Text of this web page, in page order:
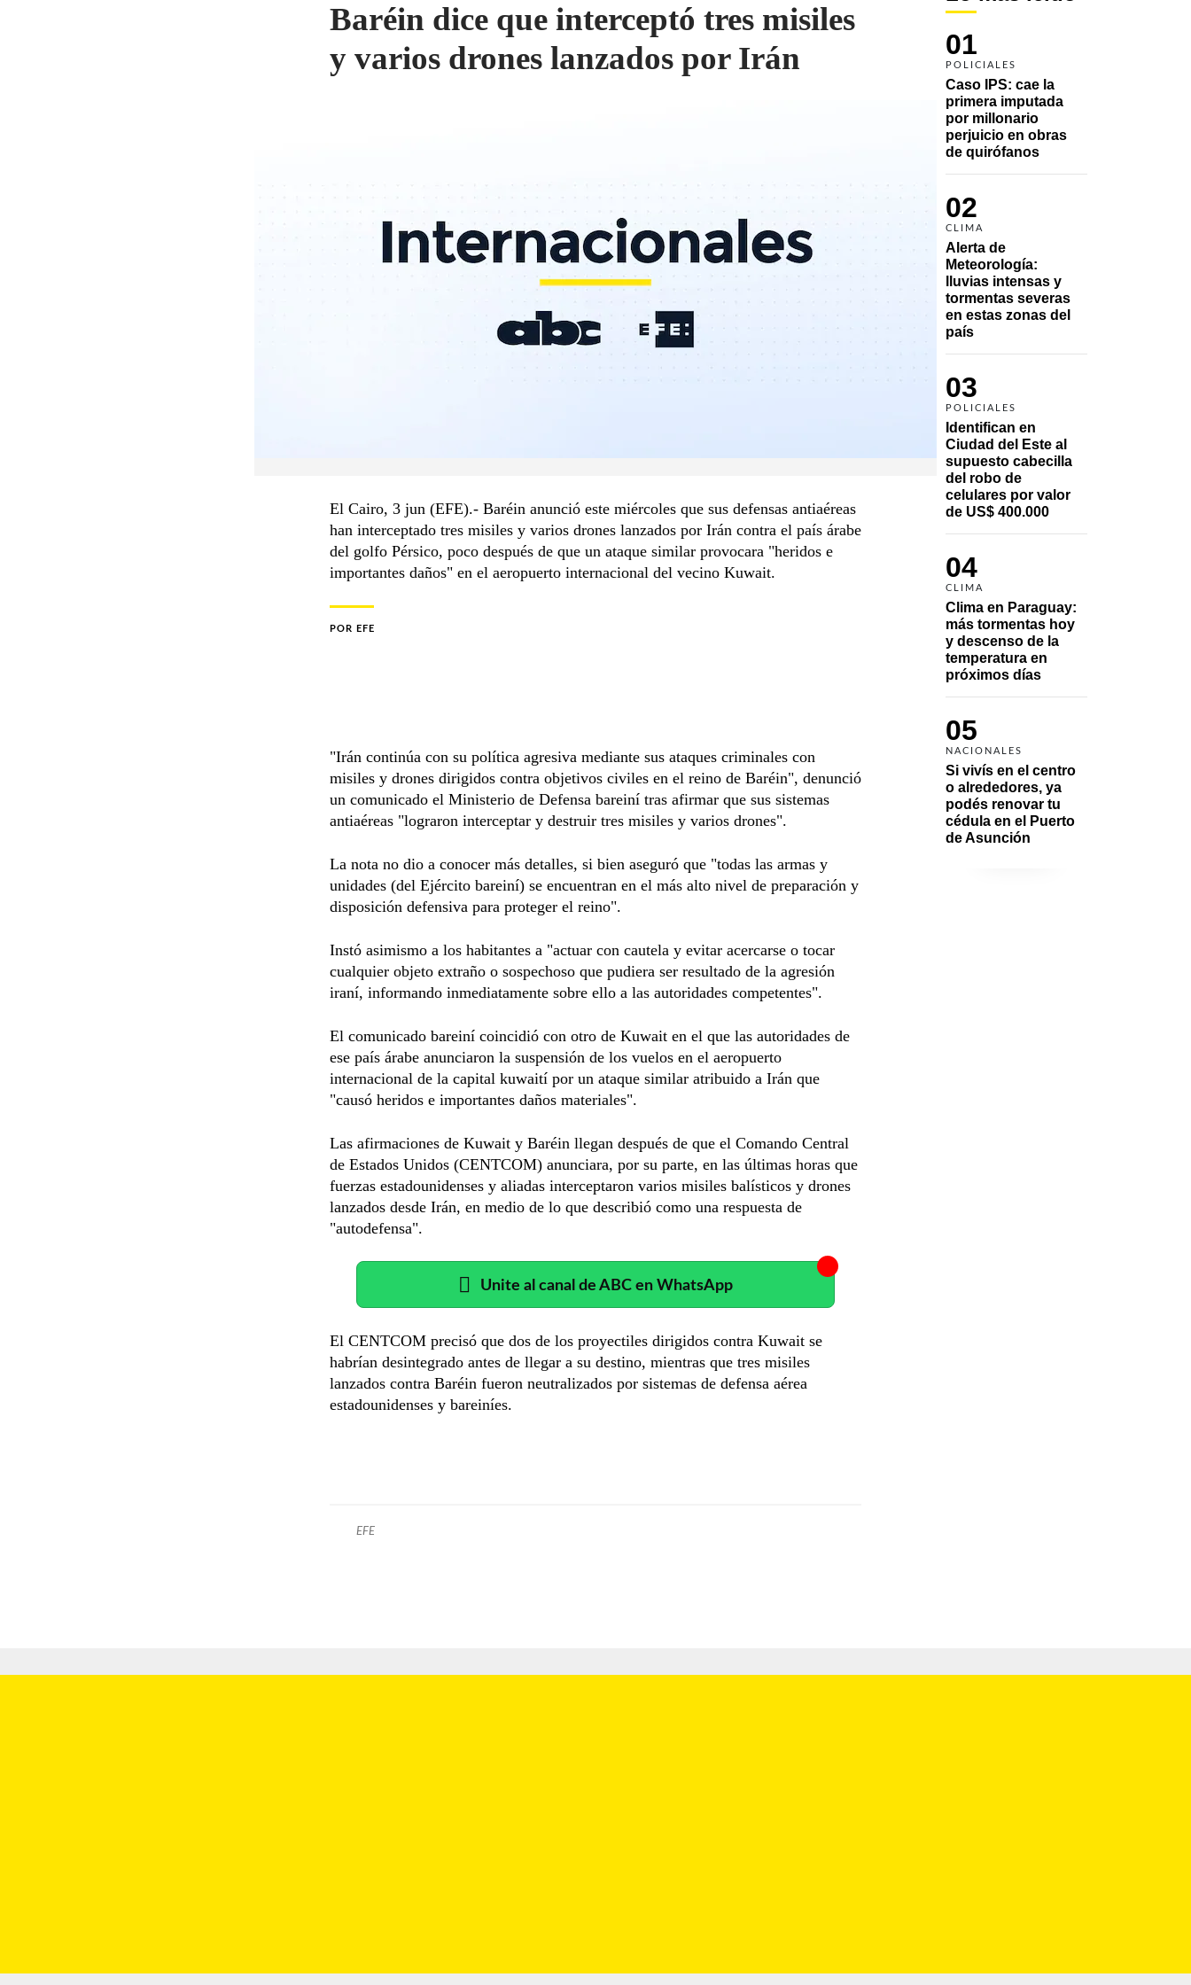
01
POLICIALES
Caso IPS: cae la
primera imputada
por millonario
perjuicio en obras
de quirófanos
02
CLIMA
Alerta de
Meteorología:
lluvias intensas y
tormentas severas
en estas zonas del
país
03
POLICIALES
Identifican en
Ciudad del Este al
supuesto cabecilla
del robo de
celulares por valor
de US$ 400.000
04
CLIMA
Clima en Paraguay:
más tormentas hoy
y descenso de la
temperatura en
próximos días
05
NACIONALES
Si vivís en el centro
o alrededores, ya
podés renovar tu
cédula en el Puerto
de Asunción
Baréin dice que interceptó tres misiles
y varios drones lanzados por Irán
El Cairo, 3 jun (EFE).- Baréin anunció este miércoles que sus defensas antiaéreas
han interceptado tres misiles y varios drones lanzados por Irán contra el país árabe
del golfo Pérsico, poco después de que un ataque similar provocara "heridos e
importantes daños" en el aeropuerto internacional del vecino Kuwait.
POR EFE
"Irán continúa con su política agresiva mediante sus ataques criminales con
misiles y drones dirigidos contra objetivos civiles en el reino de Baréin", denunció
un comunicado el Ministerio de Defensa bareiní tras afirmar que sus sistemas
antiaéreas "lograron interceptar y destruir tres misiles y varios drones".
La nota no dio a conocer más detalles, si bien aseguró que "todas las armas y
unidades (del Ejército bareiní) se encuentran en el más alto nivel de preparación y
disposición defensiva para proteger el reino".
Instó asimismo a los habitantes a "actuar con cautela y evitar acercarse o tocar
cualquier objeto extraño o sospechoso que pudiera ser resultado de la agresión
iraní, informando inmediatamente sobre ello a las autoridades competentes".
El comunicado bareiní coincidió con otro de Kuwait en el que las autoridades de
ese país árabe anunciaron la suspensión de los vuelos en el aeropuerto
internacional de la capital kuwaití por un ataque similar atribuido a Irán que
"causó heridos e importantes daños materiales".
Las afirmaciones de Kuwait y Baréin llegan después de que el Comando Central
de Estados Unidos (CENTCOM) anunciara, por su parte, en las últimas horas que
fuerzas estadounidenses y aliadas interceptaron varios misiles balísticos y drones
lanzados desde Irán, en medio de lo que describió como una respuesta de
"autodefensa".
Unite al canal de ABC en WhatsApp
El CENTCOM precisó que dos de los proyectiles dirigidos contra Kuwait se
habrían desintegrado antes de llegar a su destino, mientras que tres misiles
lanzados contra Baréin fueron neutralizados por sistemas de defensa aérea
estadounidenses y bareiníes.
EFE